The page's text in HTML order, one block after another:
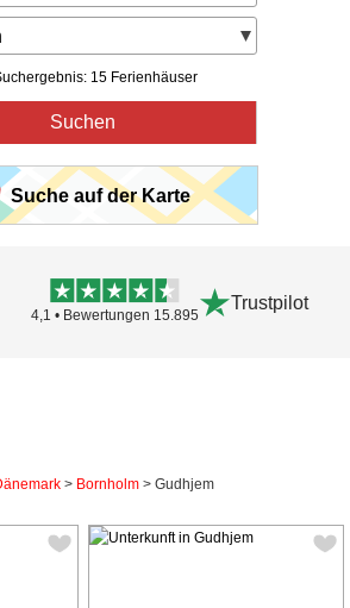
15 Ferienhäuser
Suchen
Suche auf der Karte
4,1 • Bewertungen 15.895
Trustpilot
> Bornholm > Gudhjem